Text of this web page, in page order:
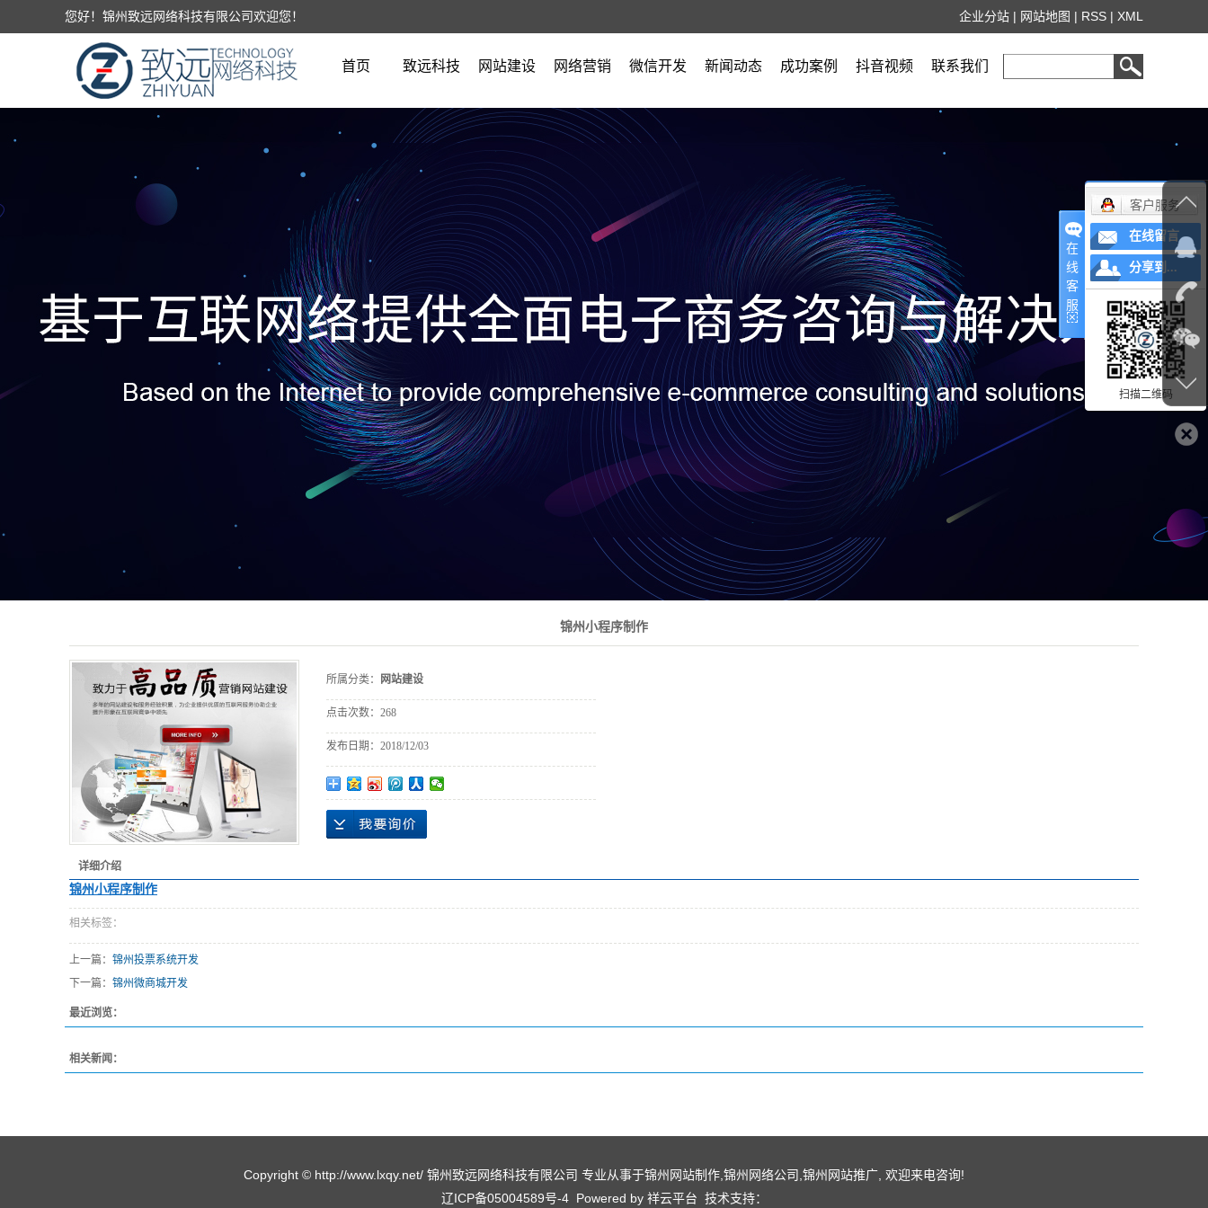
您好！锦州致远网络科技有限公司欢迎您！ 企业分站 | 网站地图 | RSS | XML
首页 致远科技
公司简介
营业执照
网站建设 网络营销 微信开发 新闻动态
公司新闻
成功案例 抖音视频 联系我们
锦州小程序制作
所属分类： 网站建设
点击次数： 268
发布日期： 2018/12/03
详细介绍
锦州小程序制作
相关标签：
上一篇： 锦州投票系统开发
下一篇： 锦州微商城开发
最近浏览：
相关新闻：
Copyright © http://www.lxqy.net/ 锦州致远网络科技有限公司 专业从事于锦州网站制作 锦州网络公司 锦州网站推广 , 欢迎来电咨询!
辽ICP备05004589号-4Powered by 祥云平台 技术支持：
在
线
客
服
客户服务
在线留言
分享到...
扫描二维码